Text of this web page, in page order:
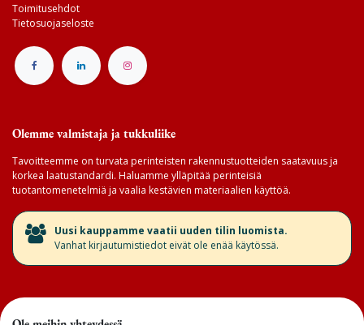
Toimitusehdot
Tietosuojaseloste
Olemme valmistaja ja tukkuliike
Tavoitteemme on turvata perinteisten rakennustuotteiden saatavuus ja
korkea laatustandardi. Haluamme ylläpitää perinteisiä
tuotantomenetelmiä ja vaalia kestävien materiaalien käyttöä.
​Uusi kauppamme vaatii uuden tilin luomista.
Vanhat kirjautumistiedot eivät ole enää käytössä.